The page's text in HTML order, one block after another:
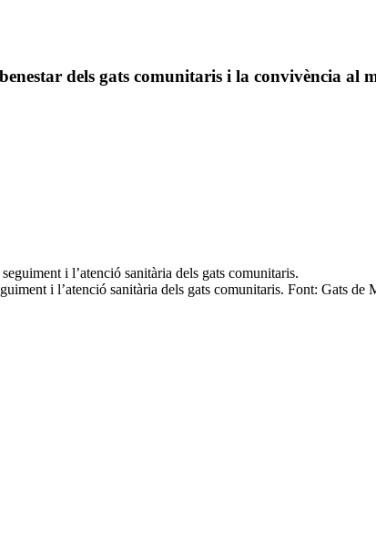
dels gats comunitaris i la convivència al
i l’atenció sanitària dels gats comunitaris. Font: Gats de